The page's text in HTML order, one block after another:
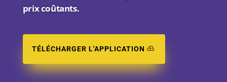
prix coûtants.
TÉLÉCHARGER L'APPLICATION